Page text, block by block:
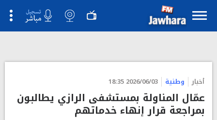
أخبار وطنية 2026/06/03 18:35
عمّال المناولة بمستشفى الرازي يطالبون
بمراجعة قرار إنهاء خدماتهم